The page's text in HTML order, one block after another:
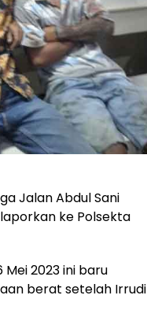
Jalan Abdul Sani
ke Polsekta
2023 ini baru
berat setelah Irrudi